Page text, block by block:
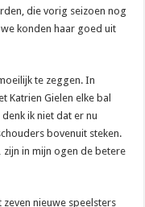
die vorig seizoen nog
konden haar goed uit
te zeggen. In
Katrien Gielen elke bal
ik niet dat er nu
bovenuit steken.
in mijn ogen de betere
nieuwe speelsters